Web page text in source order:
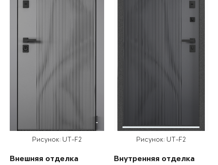
Рисунок: UT-F2
Внешняя отделка
Рисунок: UT-F2
Внутренняя отделка